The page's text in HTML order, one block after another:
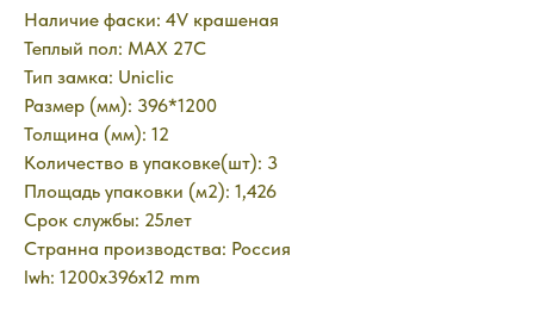
Наличие фаски: 4V крашеная
Теплый пол: MAX 27C
Тип замка: Uniclic
Размер (мм): 396*1200
Толщина (мм): 12
Количество в упаковке(шт): 3
Площадь упаковки (м2): 1,426
Срок службы: 25лет
Странна производства: Россия
lwh: 1200x396x12 mm